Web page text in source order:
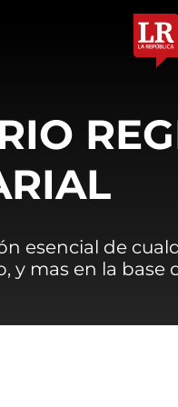
esencial de
y mas en la